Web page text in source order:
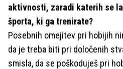
aktivnosti, zaradi katerih se
športa, ki ga trenirate?
Posebnih omejitev pri hobijih
da je treba biti pri določenih
smisla, da se poškoduješ pri